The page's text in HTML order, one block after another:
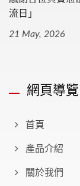
流日」
21 May, 2026
網頁導覽
首頁
產品介紹
關於我們